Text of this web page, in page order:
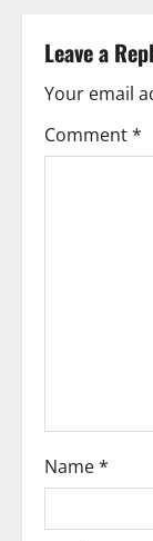
n
a
v
o
n
Leave a
Your email
Comment*
Name*